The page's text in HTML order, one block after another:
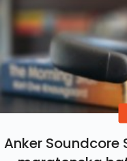
Anker Soundcore